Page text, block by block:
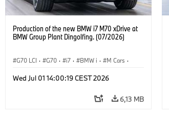
Production of the new BMW i7 M70 xDrive at
BMW Group Plant Dingolfing. (07/2026)
G70 LCI · G70 · i7 · BMW i · M Cars ·
Wed Jul 01 14:00:19 CEST 2026
6,13 MB